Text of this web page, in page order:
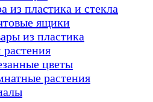
из пластика и стекла
ящики
из пластика
цветы
растения